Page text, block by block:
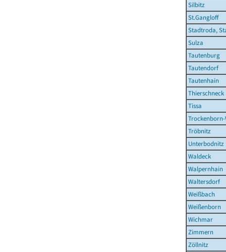
Silbitz
St.Gangloff
Stadtroda,
Sulza
Tautenburg
Tautendorf
Tautenhain
Thierschneck
Tissa
Tröbnitz
Unterbodnitz
Waldeck
Walpernhain
Waltersdorf
Weißbach
Weißenborn
Wichmar
Zimmern
Zöllnitz